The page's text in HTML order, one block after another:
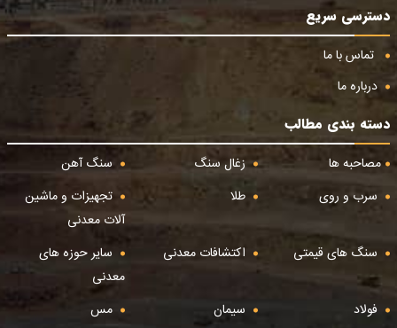
دسترسی سریع
تماس با ما
درباره ما
دسته بندی مطالب
مصاحبه ها
زغال سنگ
سنگ آهن
سرب و روی
طلا
تجهیزات و ماشین
آلات معدنی
سنگ های قیمتی
اکتشافات معدنی
سایر حوزه های
معدنی
فولاد
سیمان مس